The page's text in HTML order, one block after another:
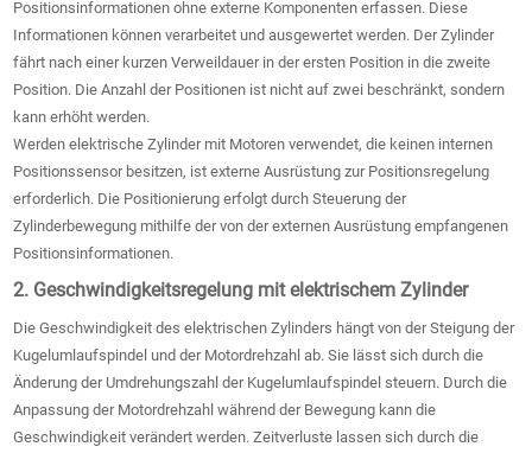
Positionsinformationen ohne externe Komponenten erfassen. Diese
Informationen können verarbeitet und ausgewertet werden. Der Zylinder
fährt nach einer kurzen Verweildauer in der ersten Position in die zweite
Position. Die Anzahl der Positionen ist nicht auf zwei beschränkt, sondern
kann erhöht werden.
Werden elektrische Zylinder mit Motoren verwendet, die keinen internen
Positionssensor besitzen, ist externe Ausrüstung zur Positionsregelung
erforderlich. Die Positionierung erfolgt durch Steuerung der
Zylinderbewegung mithilfe der von der externen Ausrüstung empfangenen
Positionsinformationen.
2. Geschwindigkeitsregelung mit elektrischem Zylinder
Die Geschwindigkeit des elektrischen Zylinders hängt von der Steigung der
Kugelumlaufspindel und der Motordrehzahl ab. Sie lässt sich durch die
Änderung der Umdrehungszahl der Kugelumlaufspindel steuern. Durch die
Anpassung der Motordrehzahl während der Bewegung kann die
Geschwindigkeit verändert werden. Zeitverluste lassen sich durch die